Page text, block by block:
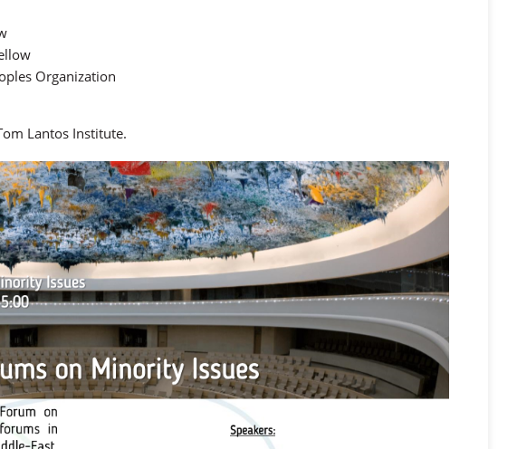
Organization
Lantos Institute.